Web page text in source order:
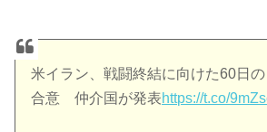
米イラン、戦闘終結に向けた60日
合意 仲介国が発表https://t.co/